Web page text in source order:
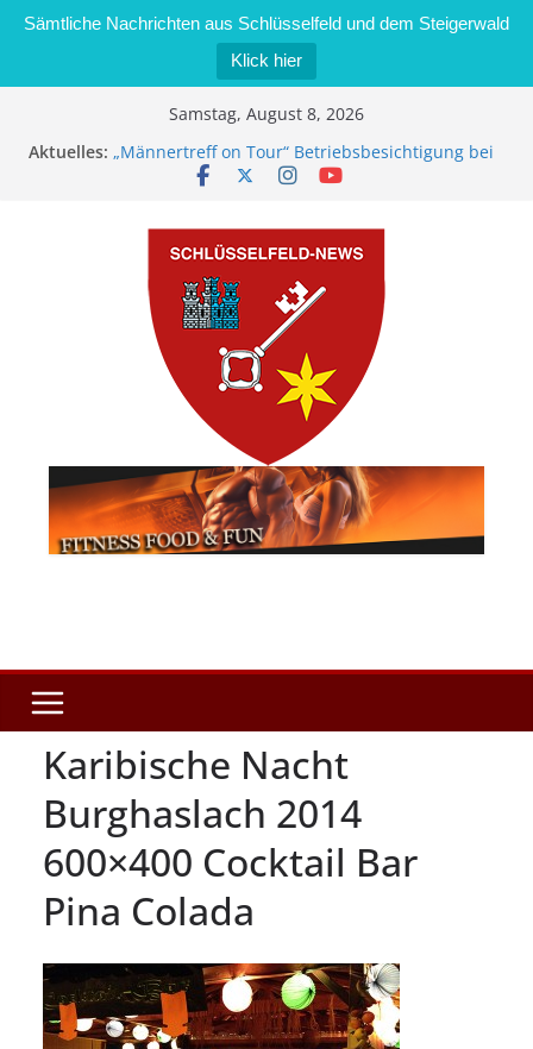
Sämtliche Nachrichten aus Schlüsselfeld und dem Steigerwald
Klick hier
Samstag, August 8, 2026
Aktuelles: „Männertreff on Tour“ Betriebsbesichtigung bei
der Schreinerei Zimmermann GmbH
Brand in Sägewerk in Bernroth schnell unter
Kontrolle
Stadt Schlüsselfeld bietet Online-Anmeldung für
Kindergartenplätze an
Dieseldiebstahl im Wert von 600 Euro
Karibische Nacht
Burghaslach 2014
600×400 Cocktail Bar
Pina Colada